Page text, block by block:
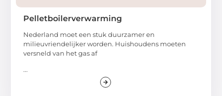
Pelletboilerverwarming
Nederland moet een stuk duurzamer en
milieuvriendelijker worden. Huishoudens moeten
versneld van het gas af
...